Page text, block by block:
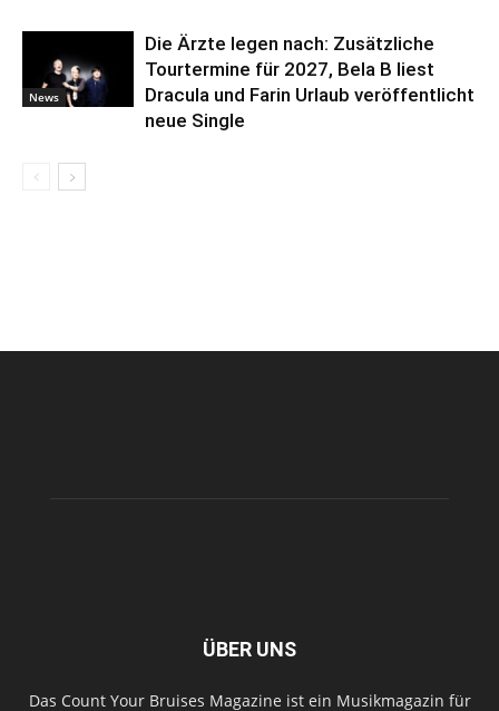
News
Die Ärzte legen nach: Zusätzliche
Tourtermine für 2027, Bela B liest
Dracula und Farin Urlaub veröffentlicht
neue Single
ÜBER UNS
Das Count Your Bruises Magazine ist ein Musikmagazin für